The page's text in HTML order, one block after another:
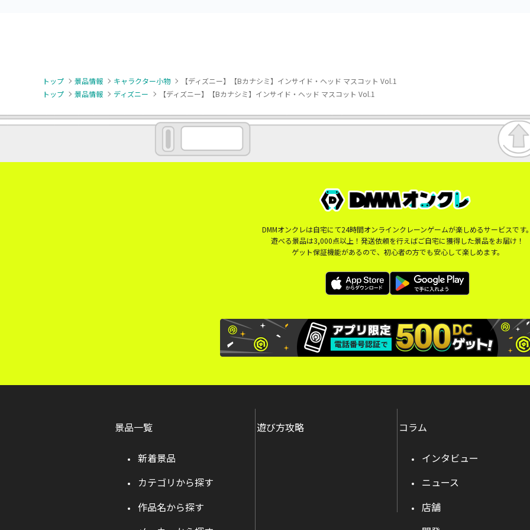
トップ 景品情報 キャラクター小物
【ディズニー】【Bカナシミ】インサイド・ヘッド マスコット Vol.1
トップ
景品情報 ディズニー 【ディズニー】【Bカナシミ】インサイド・ヘッド マスコット Vol.1
DMMオンクレは自宅にて24時間オンラインクレーンゲームが楽しめるサービスです
遊べる景品は3,000点以上！発送依頼を行えばご自宅に獲得した景品をお届け！
ゲット保証機能があるので、初心者の方でも安心して楽しめます。
景品一覧
新着景品
カテゴリから探す
作品名から探す
遊び方攻略 コラム
インタビュー
ニュース
店舗